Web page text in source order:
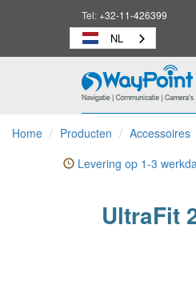
Tel:+32-11-426399
NL
Waypoint
-
naar
homepage
Home Producten Accessoires
Levering op 1-3
UltraFit